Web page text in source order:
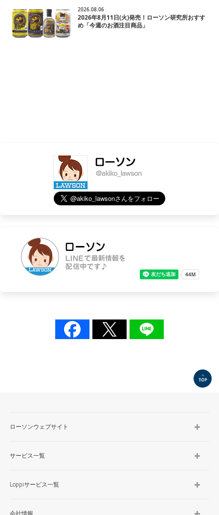
2026.08.06
2026年8月11日(火)発売！ローソン研究所おすす
め「今週のお酒注目商品」
ローソンウェブサイト
サービス一覧
Loppiサービス一覧
会社情報